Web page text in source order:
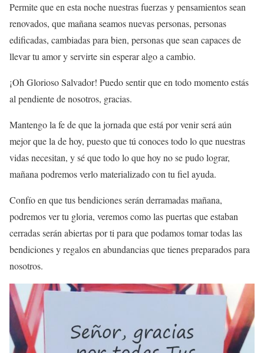
Permite que en esta noche nuestras fuerzas y pensamientos sean
renovados, que mañana seamos nuevas personas, personas
edificadas, cambiadas para bien, personas que sean capaces de
llevar tu amor y servirte sin esperar algo a cambio.
¡Oh Glorioso Salvador! Puedo sentir que en todo momento estás
al pendiente de nosotros, gracias.
Mantengo la fe de que la jornada que está por venir será aún
mejor que la de hoy, puesto que tú conoces todo lo que nuestras
vidas necesitan, y sé que todo lo que hoy no se pudo lograr,
mañana podremos verlo materializado con tu fiel ayuda.
Confío en que tus bendiciones serán derramadas mañana,
podremos ver tu gloria, veremos como las puertas que estaban
cerradas serán abiertas por ti para que podamos tomar todas las
bendiciones y regalos en abundancias que tienes preparados para
nosotros.